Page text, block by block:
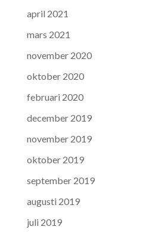
april 2021
mars 2021
november 2020
oktober 2020
februari 2020
december 2019
november 2019
oktober 2019
september 2019
augusti 2019
juli 2019